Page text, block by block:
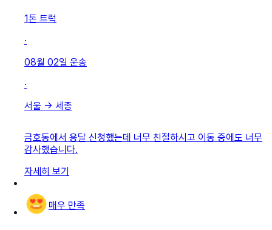
1톤 트럭
·
08월 02일 운송
·
서울 → 세종
금호동에서 용달 신청했는데 너무 친절하시고 이동 중에도 너무
감사했습니다.
자세히 보기
매우 만족